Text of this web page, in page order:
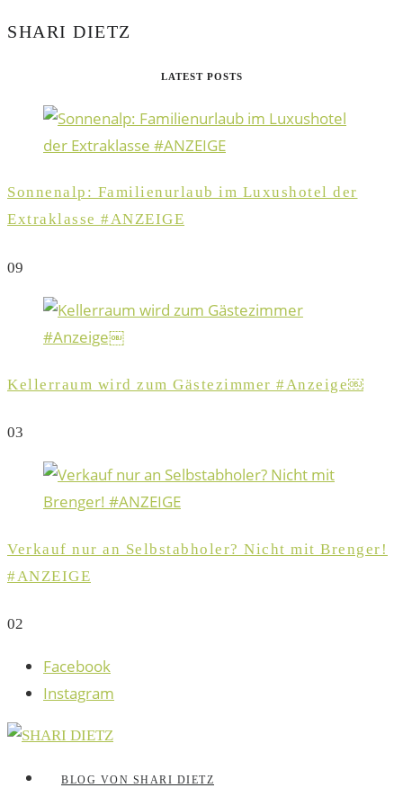
SHARI DIETZ
LATEST POSTS
Sonnenalp: Familienurlaub im Luxushotel der
Extraklasse #ANZEIGE
09
Kellerraum wird zum Gästezimmer #Anzeige￼
03
Verkauf nur an Selbstabholer? Nicht mit Brenger!
#ANZEIGE
02
Facebook
Instagram
BLOG VON SHARI DIETZ